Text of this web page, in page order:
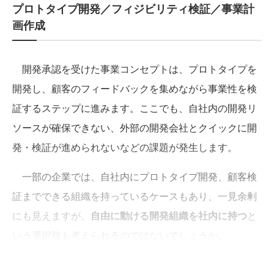
プロトタイプ開発／フィジビリティ検証／事業計
画作成
開発承認を受けた事業コンセプトは、プロトタイプを
開発し、顧客のフィードバックを集めながら事業性を検
証するステップに進みます。ここでも、自社内の開発リ
ソースが確保できない、外部の開発会社とクイックに開
発・検証が進められないなどの課題が発生します。
一部の企業では、自社内にプロトタイプ開発、顧客検
証までできる組織を持っているケースもあり、一見余剰
にも見えますが、 自由に動ける開発組織を社内に持つと